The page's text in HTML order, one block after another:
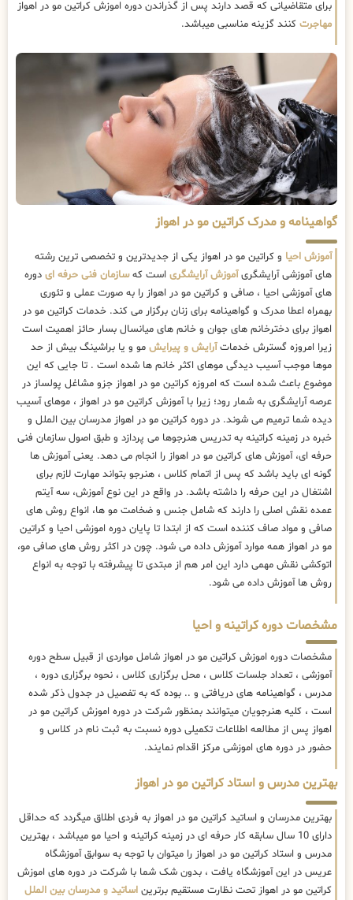
برای متقاضیانی که قصد دارند پس از گذراندن دوره اموزش کراتین مو در اهواز
مهاجرت کنند گزینه مناسبی میباشد.
گواهینامه و مدرک کراتین مو در اهواز
آموزش احیا و کراتین مو در اهواز یکی از جدیدترین و تخصصی ترین رشته
های آموزشی آرایشگریآموزش آرایشگری است کهسازمان فنی حرفه ای دوره
های آموزشی احیا ، صافی و کراتین مو در اهواز را به صورت عملی و تئوری
بهمراه اعطا مدرک و گواهینامه برای زنان برگزار می کند. خدمات کراتین مو در
اهواز برای دخترخانم های جوان و خانم های میانسال بسار حائز اهمیت است
زیرا امروزه گسترش خدماتآرایش و پیرایش مو و یا براشینگ بیش از حد
موها موجب آسیب دیدگی موهای اکثر خانم ها شده است . تا جایی که این
موضوع باعث شده است که امروزه کراتین مو در اهواز جزو مشاغل پولساز در
عرصه آرایشگری به شمار رود؛ زیرا با آموزش کراتین مو در اهواز ، موهای آسیب
دیده شما ترمیم می شوند. در دوره کراتین مو در اهواز مدرسان بین الملل و
خبره در زمینه کراتینه به تدریس هنرجوها می پردازد و طبق اصول سازمان فنی
حرفه ای، آموزش های کراتین مو در اهواز را انجام می دهد. یعنی آموزش ها
گونه ای باید باشد که پس از اتمام کلاس ، هنرجو بتواند مهارت لازم برای
اشتغال در این حرفه را داشته باشد. در واقع در این نوع آموزش، سه آیتم
عمده نقش اصلی را دارند که شامل جنس و ضخامت مو ها، انواع روش های
صافی و مواد صاف کننده است که از ابتدا تا پایان دوره اموزشی احیا و کراتین
مو در اهواز همه موارد آموزش داده می شود. چون در اکثر روش های صافی مو،
اتوکشی نقش مهمی دارد این امر هم از مبتدی تا پیشرفته با توجه به انواع
روش ها آموزش داده می شود.
مشخصات دوره کراتینه و احیا
مشخصات دوره اموزش کراتین مو در اهواز شامل مواردی از قبیل سطح دوره
آموزشی ، تعداد جلسات کلاس ، محل برگزاری کلاس ، نحوه برگزاری دوره ،
مدرس ، گواهینامه های دریافتی و .. بوده که به تفصیل در جدول ذکر شده
است ، کلیه هنرجویان میتوانند بمنظور شرکت در دوره اموزش کراتین مو در
اهواز پس از مطالعه اطلاعات تکمیلی دوره نسبت به ثبت نام در کلاس و
حضور در دوره های اموزشی مرکز اقدام نمایند.
بهترین مدرس و استاد کراتین مو در اهواز
بهترین مدرسان و اساتید کراتین مو در اهواز به فردی اطلاق میگردد که حداقل
دارای 10 سال سابقه کار حرفه ای در زمینه کراتینه و احیا مو میباشد ، بهترین
مدرس و استاد کراتین مو در اهواز را میتوان با توجه به سوابق آموزشگاه
عریس در این آموزشگاه یافت ، بدون شک شما با شرکت در دوره های اموزش
کراتین مو در اهواز تحت نظارت مستقیم برترین اساتید و مدرسان بین الملل